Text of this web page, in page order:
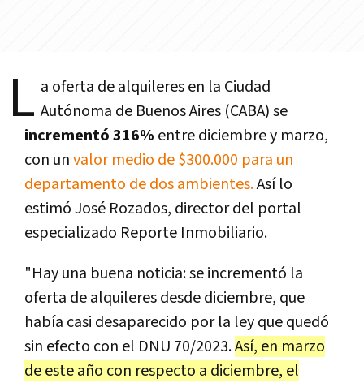
L a oferta de alquileres en la Ciudad
Autónoma de Buenos Aires (CABA) se
incrementó 316% entre diciembre y marzo,
con unvalor medio de $300.000 para un
departamento de dos ambientes.Así lo
estimó José Rozados, director del portal
especializado Reporte Inmobiliario.
"Hay una buena noticia: se incrementó la
oferta de alquileres desde diciembre, que
había casi desaparecido por la ley que quedó
sin efecto con el DNU 70/2023.Así, en marzo
de este año con respecto a diciembre, el